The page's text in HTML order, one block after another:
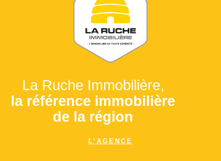
La Ruche Immobilière,
la référence immobilière
de la région
L’AGENCE